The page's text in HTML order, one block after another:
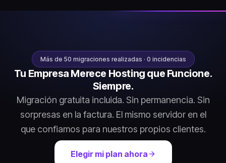
Más de 50 migraciones realizadas · 0 incidencias
Tu Empresa Merece Hosting que Funcione.
Siempre.
Migración gratuita incluida. Sin permanencia. Sin
sorpresas en la factura. El mismo servidor en el
que confiamos para nuestros propios clientes.
Elegir mi plan ahora